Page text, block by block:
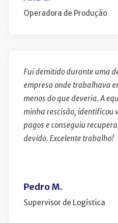
Operadora de Produção
Fui demitido durante uma
empresa onde trabalhava
menos do que deveria. A
minha rescisão, identificou
pagos e conseguiu
devido. Excelente trabalho!
Pedro M.
Supervisor de Logística